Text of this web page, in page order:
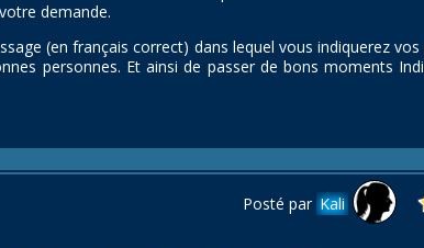
demande.
(en français correct) dans lequel vous indiquerez
personnes. Et ainsi de passer de bons moments
Posté par Kali